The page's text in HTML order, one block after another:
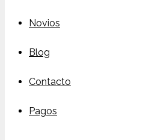
Novios
Blog
Contacto
Pagos